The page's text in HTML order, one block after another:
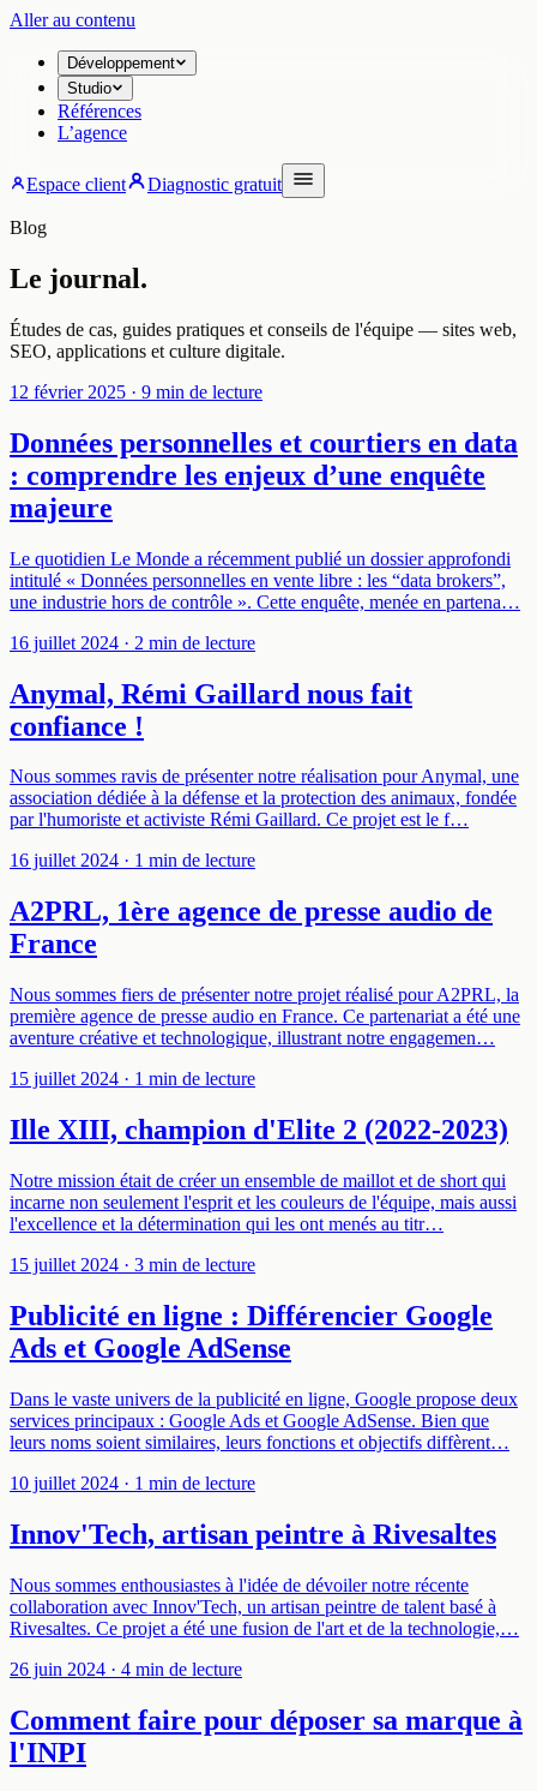
Aller au contenu
Développement
Studio
Références
L’agence
Espace client Diagnostic gratuit
Blog
Le journal.
Études de cas, guides pratiques et conseils de l'équipe — sites web,
SEO, applications et culture digitale.
12 février 2025 · 9 min de lecture
Données personnelles et courtiers en data
: comprendre les enjeux d’une enquête
majeure
Le quotidien Le Monde a récemment publié un dossier approfondi
intitulé « Données personnelles en vente libre : les “data brokers”,
une industrie hors de contrôle ». Cette enquête, menée en partena…
16 juillet 2024 · 2 min de lecture
Anymal, Rémi Gaillard nous fait
confiance !
Nous sommes ravis de présenter notre réalisation pour Anymal, une
association dédiée à la défense et la protection des animaux, fondée
par l'humoriste et activiste Rémi Gaillard. Ce projet est le f…
16 juillet 2024 · 1 min de lecture
A2PRL, 1ère agence de presse audio de
France
Nous sommes fiers de présenter notre projet réalisé pour A2PRL, la
première agence de presse audio en France. Ce partenariat a été une
aventure créative et technologique, illustrant notre engagemen…
15 juillet 2024 · 1 min de lecture
Ille XIII, champion d'Elite 2 (2022-2023)
Notre mission était de créer un ensemble de maillot et de short qui
incarne non seulement l'esprit et les couleurs de l'équipe, mais aussi
l'excellence et la détermination qui les ont menés au titr…
15 juillet 2024 · 3 min de lecture
Publicité en ligne : Différencier Google
Ads et Google AdSense
Dans le vaste univers de la publicité en ligne, Google propose deux
services principaux : Google Ads et Google AdSense. Bien que
leurs noms soient similaires, leurs fonctions et objectifs diffèrent…
10 juillet 2024 · 1 min de lecture
Innov'Tech, artisan peintre à Rivesaltes
Nous sommes enthousiastes à l'idée de dévoiler notre récente
collaboration avec Innov'Tech, un artisan peintre de talent basé à
Rivesaltes. Ce projet a été une fusion de l'art et de la technologie,…
26 juin 2024 · 4 min de lecture
Comment faire pour déposer sa marque à
l'INPI